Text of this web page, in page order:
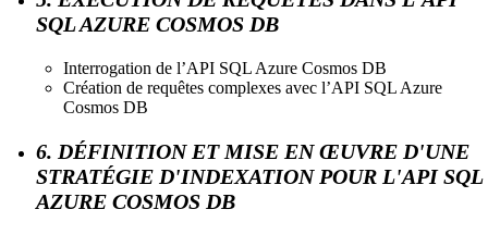
SQL AZURE COSMOS DB
Interrogation de l’API SQL Azure Cosmos DB
Création de requêtes complexes avec l’API SQL Azure
Cosmos DB
6. DÉFINITION ET MISE EN ŒUVRE D'UNE
STRATÉGIE D'INDEXATION POUR L'API SQL
AZURE COSMOS DB